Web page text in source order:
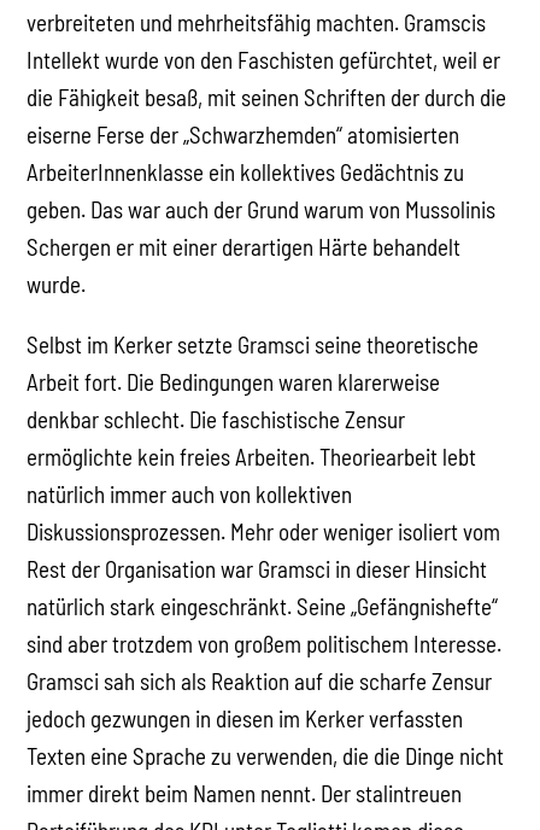
verbreiteten und mehrheitsfähig machten. Gramscis
Intellekt wurde von den Faschisten gefürchtet, weil er
die Fähigkeit besaß, mit seinen Schriften der durch die
eiserne Ferse der „Schwarzhemden“ atomisierten
ArbeiterInnenklasse ein kollektives Gedächtnis zu
geben. Das war auch der Grund warum von Mussolinis
Schergen er mit einer derartigen Härte behandelt
wurde.
Selbst im Kerker setzte Gramsci seine theoretische
Arbeit fort. Die Bedingungen waren klarerweise
denkbar schlecht. Die faschistische Zensur
ermöglichte kein freies Arbeiten. Theoriearbeit lebt
natürlich immer auch von kollektiven
Diskussionsprozessen. Mehr oder weniger isoliert vom
Rest der Organisation war Gramsci in dieser Hinsicht
natürlich stark eingeschränkt. Seine „Gefängnishefte“
sind aber trotzdem von großem politischem Interesse.
Gramsci sah sich als Reaktion auf die scharfe Zensur
jedoch gezwungen in diesen im Kerker verfassten
Texten eine Sprache zu verwenden, die die Dinge nicht
immer direkt beim Namen nennt. Der stalintreuen